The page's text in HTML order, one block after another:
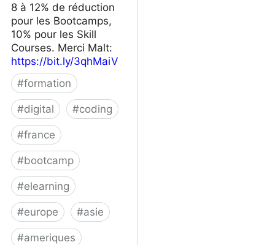
8 à 12% de réduction
pour les Bootcamps,
10% pour les Skill
Courses. Merci Malt:
https://bit.ly/3qhMaiV
#formation
#digital #coding
#france
#bootcamp
#elearning
#europe #asie
#ameriques